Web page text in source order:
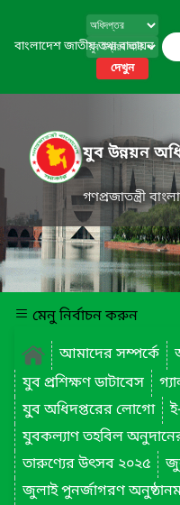
বাংলাদেশ জাতীয় তথ্য বাতায়ন
দেখুন
যুব উন্নয়ন
গণপ্রজাতন্ত্রী
মেনু নির্বাচন করুন
আমাদের সম্পর্কে
যুব প্রশিক্ষণ ডাটাবেস
যু্ব অধিদপ্তরের লোগো
যুবকল্যাণ তহবিল
তারুণ্যের উৎসব ২০২৫
জুলাই পুনর্জাগরণ